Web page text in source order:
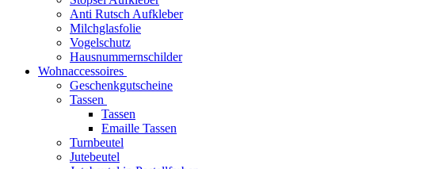
Anti Rutsch Aufkleber
Milchglasfolie
Vogelschutz
Hausnummernschilder
Wohnaccessoires
Geschenkgutscheine
Tassen
Tassen
Emaille Tassen
Turnbeutel
Jutebeutel